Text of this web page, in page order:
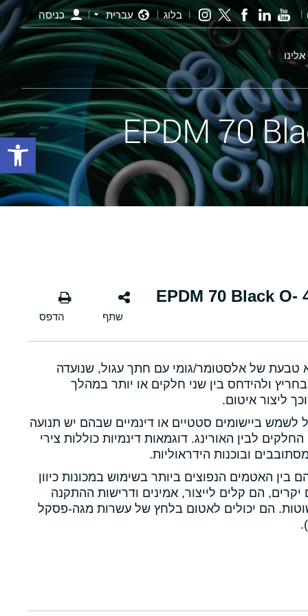
בלוג עברית כניסה
אורינג שחור - 239.00×4.00 EPDM 70 Black O-
טבעת של אלסטומר/גומי עם חתך עגול, שנועדה
ולהידחס בין שני חלקים או יותר במהלך
ליצור איטום.
לשמש ביישומים סטטיים או דינמיים שבהם יש תנועה
החלקים לבין האורינג. דוגמאות דינמיות כוללות צירי
ובוכנות הידראוליות.
בין האטמים הנפוצים ביותר בשימוש במכונות כיוון
הם קלים לייצור, אמינים ודרישות ההתקנה
הם יכולים לאטום בלחץ של עשרות מגה-פסקל
פתח